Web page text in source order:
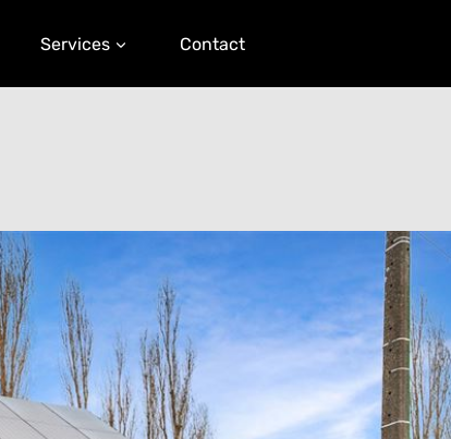
Services Contact